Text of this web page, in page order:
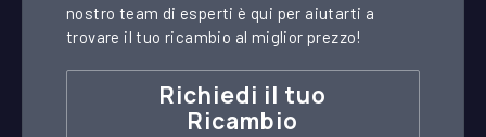
nostro team di esperti è qui per aiutarti a
trovare il tuo ricambio al miglior prezzo!
Richiedi il tuo
Ricambio